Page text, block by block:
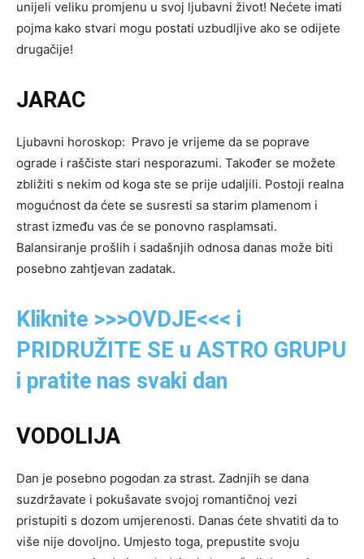
unijeli veliku promjenu u svoj ljubavni život! Nećete imati
pojma kako stvari mogu postati uzbudljive ako se odijete
drugačije!
JARAC
Ljubavni horoskop: Pravo je vrijeme da se poprave
ograde i raščiste stari nesporazumi. Također se možete
zbližiti s nekim od koga ste se prije udaljili. Postoji realna
mogućnost da ćete se susresti sa starim plamenom i
strast između vas će se ponovno rasplamsati.
Balansiranje prošlih i sadašnjih odnosa danas može biti
posebno zahtjevan zadatak.
Kliknite >>>OVDJE<<< i
PRIDRUŽITE SE u ASTRO GRUPU
i pratite nas svaki dan
VODOLIJA
Dan je posebno pogodan za strast. Zadnjih se dana
suzdržavate i pokušavate svojoj romantičnoj vezi
pristupiti s dozom umjerenosti. Danas ćete shvatiti da to
više nije dovoljno. Umjesto toga, prepustite svoju